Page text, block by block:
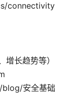
connectivity
长趋势等）
安全基础